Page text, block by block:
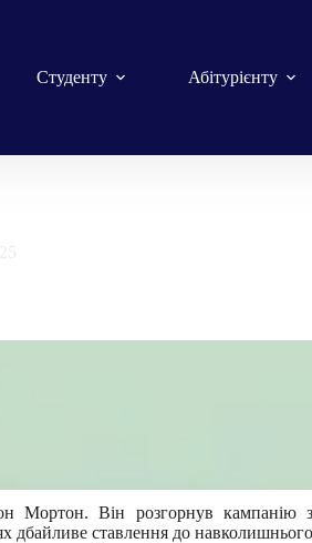
Студенту Абітурієнту
Мортон. Він розгорнув кампанію з
дбайливе ставлення до навколишнього